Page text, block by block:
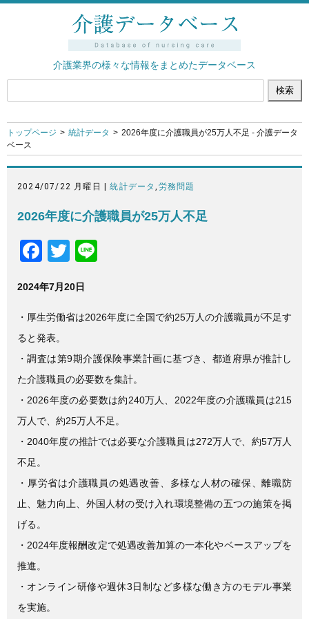
介護業界の様々な情報をまとめたデータベース
トップページ 統計データ
2026年度に介護職員が25万人不足 - 介護データ
ベース
2024/07/22 月曜日 |統計データ, 労務問題
2026年度に介護職員が25万人不足
F
c
e
b
o
o
k
T
tt
er
2024年7月20日
・厚生労働省は2026年度に全国で約25万人の介護職員が不足す
ると発表。
・調査は第9期介護保険事業計画に基づき、都道府県が推計し
た介護職員の必要数を集計。
・2026年度の必要数は約240万人、2022年度の介護職員は215
万人で、約25万人不足。
・2040年度の推計では必要な介護職員は272万人で、約57万人
不足。
・厚労省は介護職員の処遇改善、多様な人材の確保、離職防
止、魅力向上、外国人材の受け入れ環境整備の五つの施策を掲
げる。
・2024年度報酬改定で処遇改善加算の一本化やベースアップを
推進。
・オンライン研修や週休3日制など多様な働き方のモデル事業
を実施。